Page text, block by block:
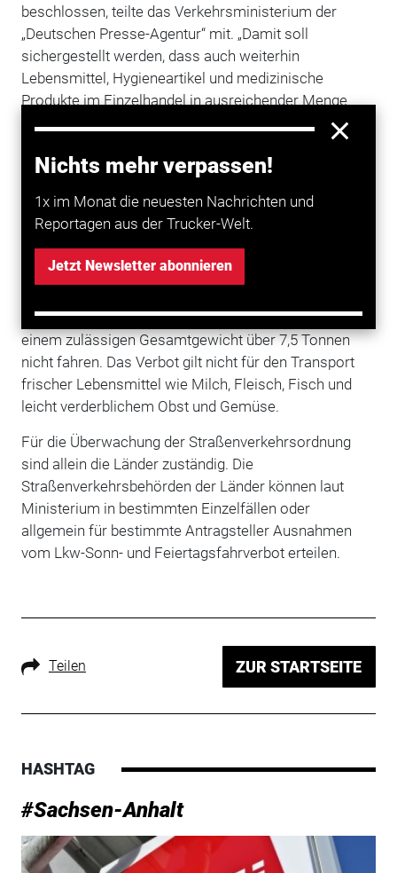
Nichts mehr verpassen!
1x im Monat die neuesten Nachrichten und
Reportagen aus der Trucker-Welt.
Jetzt Newsletter abonnieren
beschlossen, teilte das Verkehrsministerium der
„Deutschen Presse-Agentur“ mit. „Damit soll
sichergestellt werden, dass auch weiterhin
Lebensmittel, Hygieneartikel und medizinische
Produkte im Einzelhandel in ausreichender Menge
erhältlich sind“, heißt es.
Die Regelung gelte zunächst bis zum 31. August.
Am Nachmittag will die Landesregierung über weitere
Maßnahmen zur Eindämmung der Corona-Pandemie
informieren.
Das gilt bisher gemäß StVO
und Feiertagen in der Zeit von 0 bis 22 Uhr Lkw mit
einem zulässigen Gesamtgewicht über 7,5 Tonnen
nicht fahren. Das Verbot gilt nicht für den Transport
frischer Lebensmittel wie Milch, Fleisch, Fisch und
leicht verderblichem Obst und Gemüse.
Für die Überwachung der Straßenverkehrsordnung
sind allein die Länder zuständig. Die
Straßenverkehrsbehörden der Länder können laut
Ministerium in bestimmten Einzelfällen oder
allgemein für bestimmte Antragsteller Ausnahmen
vom Lkw-Sonn- und Feiertagsfahrverbot erteilen.
Teilen ZUR STARTSEITE
HASHTAG
#Sachsen-Anhalt